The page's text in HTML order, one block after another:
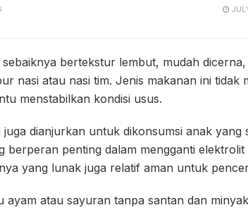
bertekstur lembut, mudah
nasi atau nasi tim. Jenis makanan ini tidak
menstabilkan kondisi usus.
dianjurkan untuk dikonsumsi anak yang
berperan penting dalam mengganti
yang lunak juga relatif aman untuk
ayam atau sayuran tanpa santan dan